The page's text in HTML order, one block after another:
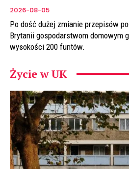
2026-08-05
Po dość dużej zmianie przepisów
Brytanii gospodarstwom domowym
wysokości 200 funtów.
Życie w UK